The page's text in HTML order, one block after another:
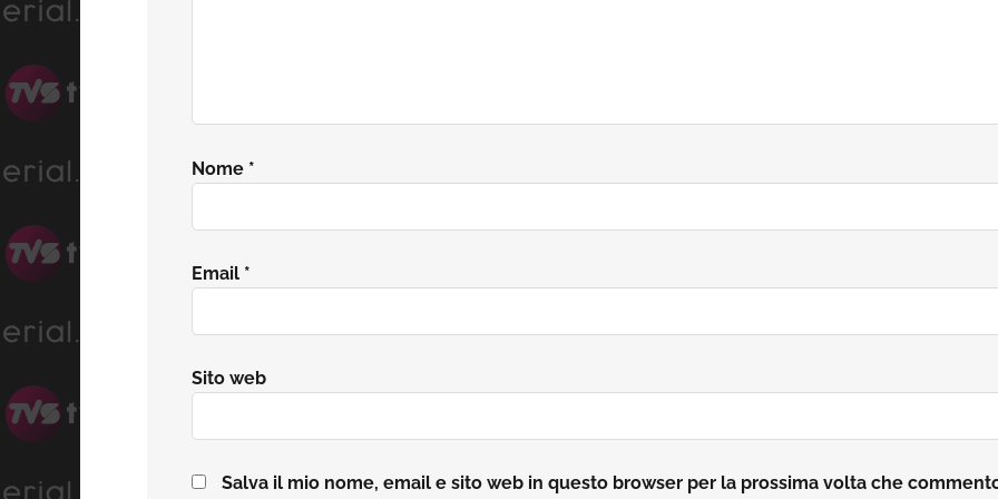
Nome *
Email *
Sito web
Salva il mio nome, email e sito web in questo browser per la prossima volta che